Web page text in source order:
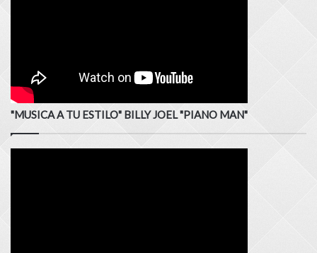
"MUSICA A TU ESTILO" BILLY JOEL "PIANO MAN"